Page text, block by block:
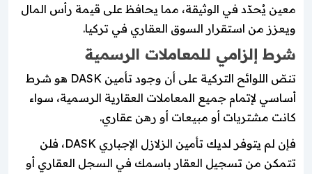
معين يُحدّد في الوثيقة، مما يحافظ على قيمة رأس المال
ويعزز من استقرار السوق العقاري في تركيا.
شرط إلزامي للمعاملات الرسمية
تنصّ اللوائح التركية على أن وجود تأمين DASK هو شرط
أساسي لإتمام جميع المعاملات العقارية الرسمية، سواء
كانت مشتريات أو مبيعات أو رهن عقاري.
فإن لم يتوفر لديك تأمين الزلازل الإجباري DASK، فلن
تتمكن من تسجيل العقار باسمك في السجل العقاري أو